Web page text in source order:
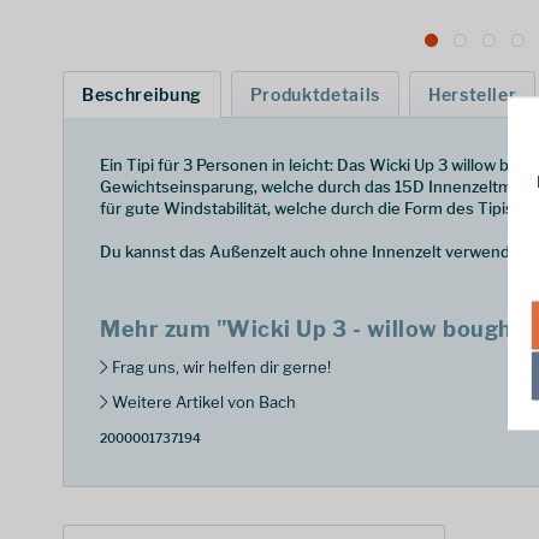
Beschreibung Produktdetails Hersteller
Ein Tipi für 3 Personen in leicht: Das Wicki Up 3 willow
Gewichtseinsparung, welche durch das 15D
für gute Windstabilität, welche durch die Form des Tipis
Du kannst das Außenzelt auch ohne Innenzelt
Mehr zum "Wicki Up 3 - willow bought
Frag uns, wir helfen dir gerne!
Weitere Artikel von Bach
2000001737194